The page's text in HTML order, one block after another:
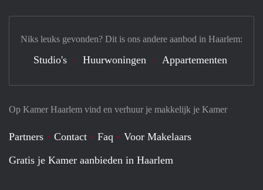
Op Kamer Haarlem vind en verhuur je makkelijk je Kamer
Partners Contact Faq
Voor Makelaars
Gratis je Kamer aanbieden in Haarlem
Niks leuks gevonden? Dit is ons andere aanbod in Haarlem:
Studio's Huurwoningen Appartementen